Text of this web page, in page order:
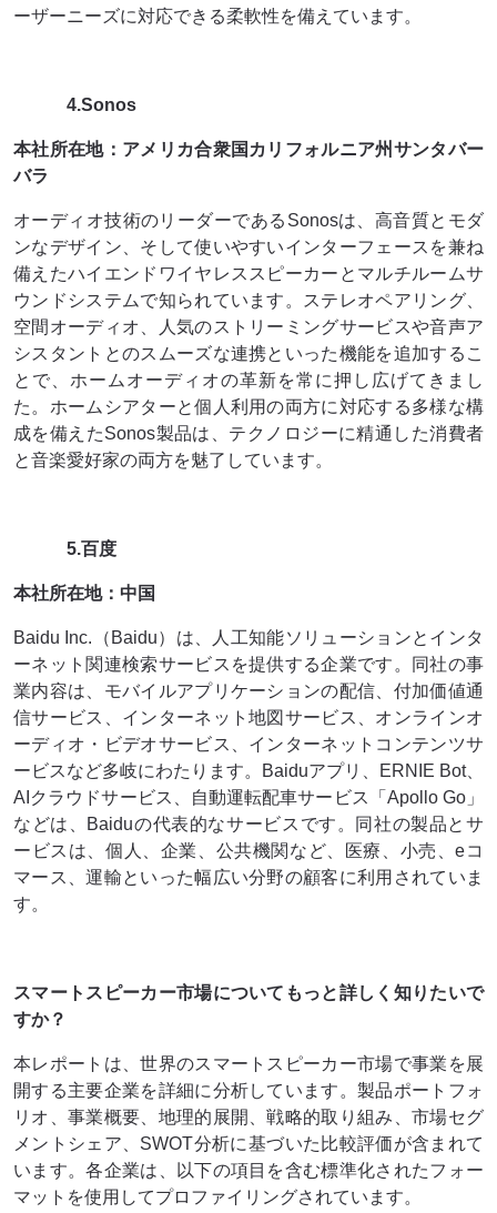
ーザーニーズに対応できる柔軟性を備えています。
4.Sonos
本社所在地：アメリカ合衆国カリフォルニア州サンタバー
バラ
オーディオ技術のリーダーであるSonosは、高音質とモダ
ンなデザイン、そして使いやすいインターフェースを兼ね
備えたハイエンドワイヤレススピーカーとマルチルームサ
ウンドシステムで知られています。ステレオペアリング、
空間オーディオ、人気のストリーミングサービスや音声ア
シスタントとのスムーズな連携といった機能を追加するこ
とで、ホームオーディオの革新を常に押し広げてきまし
た。ホームシアターと個人利用の両方に対応する多様な構
成を備えたSonos製品は、テクノロジーに精通した消費者
と音楽愛好家の両方を魅了しています。
5.百度
本社所在地：中国
Baidu Inc.（Baidu）は、人工知能ソリューションとインタ
ーネット関連検索サービスを提供する企業です。同社の事
業内容は、モバイルアプリケーションの配信、付加価値通
信サービス、インターネット地図サービス、オンラインオ
ーディオ・ビデオサービス、インターネットコンテンツサ
ービスなど多岐にわたります。Baiduアプリ、ERNIE Bot、
AIクラウドサービス、自動運転配車サービス「Apollo Go」
などは、Baiduの代表的なサービスです。同社の製品とサ
ービスは、個人、企業、公共機関など、医療、小売、eコ
マース、運輸といった幅広い分野の顧客に利用されていま
す。
スマートスピーカー市場についてもっと詳しく知りたいで
すか？
本レポートは、世界のスマートスピーカー市場で事業を展
開する主要企業を詳細に分析しています。製品ポートフォ
リオ、事業概要、地理的展開、戦略的取り組み、市場セグ
メントシェア、SWOT分析に基づいた比較評価が含まれて
います。各企業は、以下の項目を含む標準化されたフォー
マットを使用してプロファイリングされています。